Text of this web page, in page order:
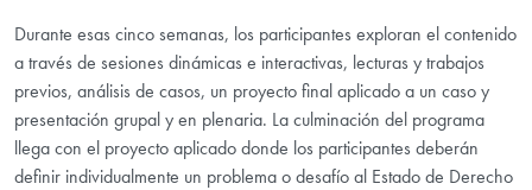
Durante esas cinco semanas, los participantes exploran el contenido
a través de sesiones dinámicas e interactivas, lecturas y trabajos
previos, análisis de casos, un proyecto final aplicado a un caso y
presentación grupal y en plenaria. La culminación del programa
llega con el proyecto aplicado donde los participantes deberán
definir individualmente un problema o desafío al Estado de Derecho